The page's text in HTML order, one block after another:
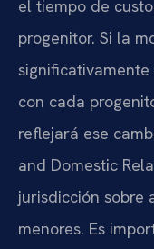
el tiempo de
progenitor. Si la
con cada
reflejará ese
and Domestic
jurisdicción sobre
menores. Es